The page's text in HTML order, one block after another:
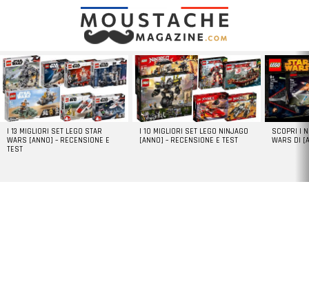
LATEST
STORIES
I 13 MIGLIORI SET LEGO STAR
WARS [ANNO] – RECENSIONE E
TEST
I 10 MIGLIORI SET LEGO NINJAGO
[ANNO] – RECENSIONE E TEST
SCOPRI I
WARS DI